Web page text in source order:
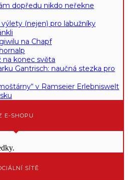
dopředu nikdo neřekne
(nejen) pro labužníky
na Chapf
konec světa
Gantrisch: naučná stezka pro
v Ramseier Erlebniswelt
E-SHOPU
SÍTĚ